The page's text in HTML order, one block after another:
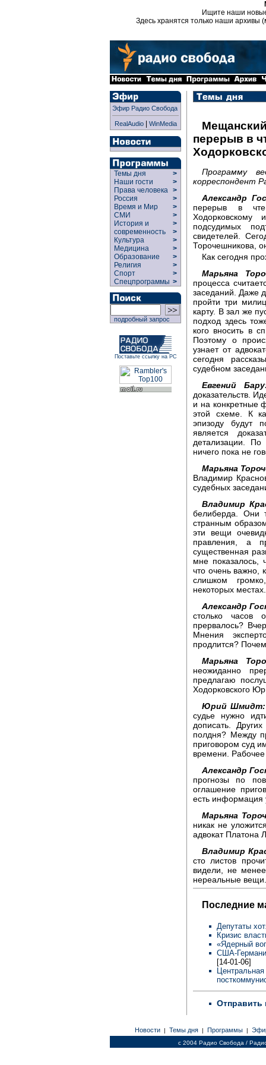
Ищите наши
Здесь хранятся только наши архивы
Эфир Радио Свобода
RealAudio| WinMedia
Темы дня
>
Наши гости
>
Права человека >
Россия
>
Время и Мир
>
СМИ
>
История и
современность
>
>
Культура
>
Медицина
>
Образование
>
Религия
>
Спорт
>
Спецпрограммы >
подробный запрос
Поставьте ссылку на РС
перерыв в
Программу
корреспондент
Александр
перерыв в
подсудимых
свидетелей.
Торочешникова,
Как сегодня
Марьяна
процесса
заседаний. Даже
пройти три
карту. В зал же
подход здесь
кого вносить в
Поэтому о
узнает от
сегодня
судебном
Евгений
доказательств.
и на конкретные
этой схеме. К
эпизоду будут
является
детализации.
ничего пока не
Марьяна
Владимир
судебных
Владимир
белиберда. Они
странным
эти вещи
правления, а
существенная
мне показалось,
что очень важно,
слишком
некоторых местах.
Александр
столько часов
прервалось?
Мнения
продлится?
Марьяна
неожиданно
предлагаю
Ходорковского
Юрий Шмидт:
судье нужно
дописать.
полдня? Между
приговором суд
времени. Рабочее
Александр
прогнозы по
оглашение
есть информация
Марьяна
никак не
адвокат Платона
Владимир
сто листов
видели, не
нереальные вещи.
Последние
Депутаты
Кризис
«Ядерный
США-
[14-01-06]
Отправить
Новости | Темы дня | Программы |
c 2004 Радио Свобода /